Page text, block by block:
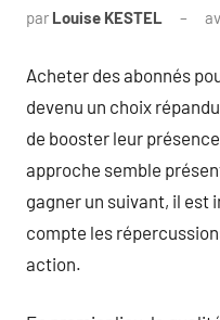
par Louise KESTEL
Acheter des abonnés
devenu un choix
de booster leur
approche semble
gagner un suivant, il est
compte les
action.